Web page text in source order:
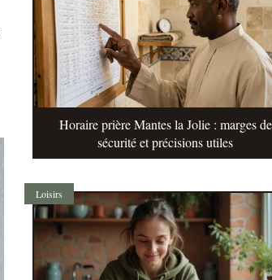
Horaire prière Mantes la Jolie : marges de
sécurité et précisions utiles
Loisirs